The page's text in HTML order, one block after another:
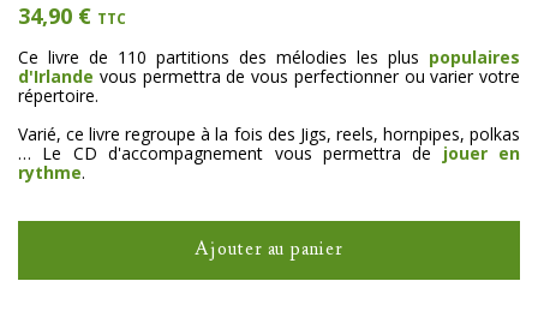
34,90 € TTC
Ce livre de 110 partitions des mélodies les plus populaires
d'Irlande vous permettra de vous perfectionner ou varier votre
répertoire.
Varié, ce livre regroupe à la fois des Jigs, reels, hornpipes, polkas
… Le CD d'accompagnement vous permettra de jouer en
rythme.
Ajouter au panier